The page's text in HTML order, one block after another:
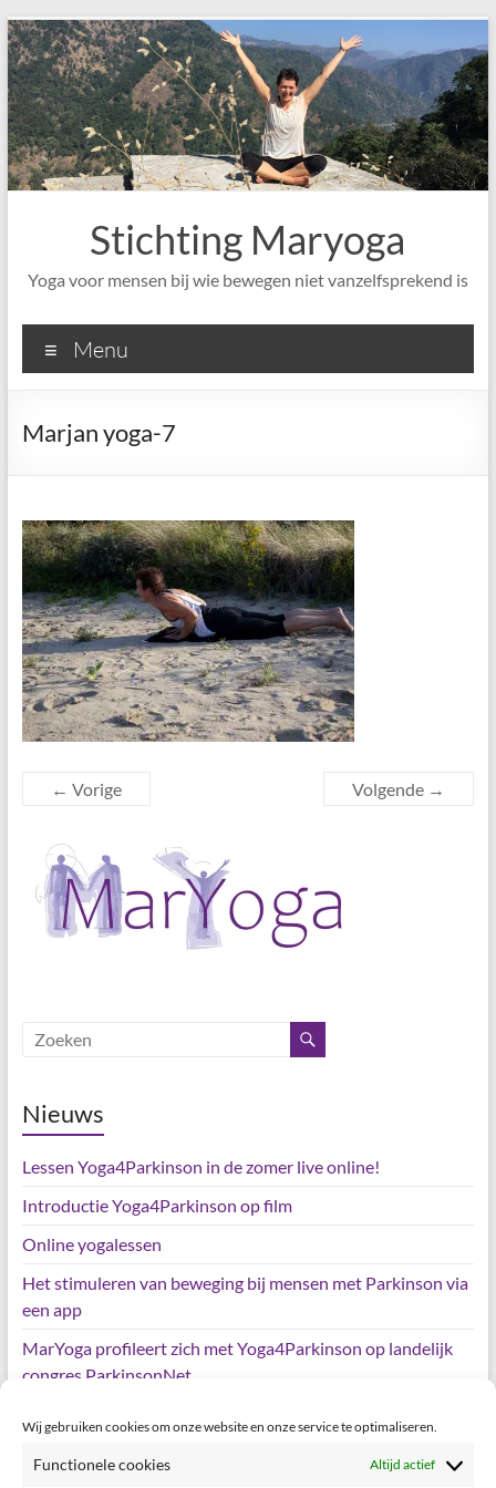
Wij gebruiken cookies om onze website en onze service te optimaliseren.
Functionele cookies Altijd actief
Ga
naar
de
inhoud
Stichting Maryoga
Yoga voor mensen bij wie bewegen niet vanzelfsprekend is
Menu
Marjan yoga-7
← Vorige Volgende →
Nieuws
Lessen Yoga4Parkinson in de zomer live online!
Introductie Yoga4Parkinson op film
Online yogalessen
Het stimuleren van beweging bij mensen met Parkinson via
een app
MarYoga profileert zich met Yoga4Parkinson op landelijk
congres ParkinsonNet